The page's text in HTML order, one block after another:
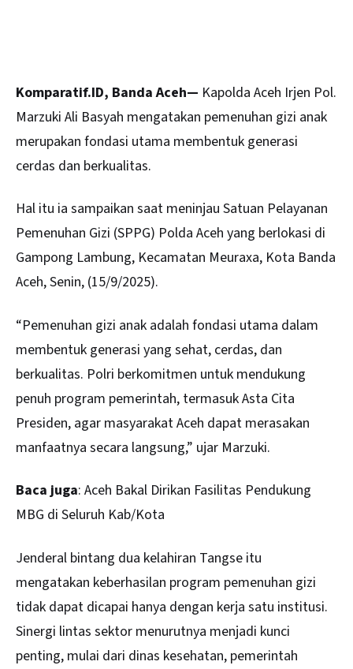
Komparatif.ID, Banda Aceh— Kapolda Aceh Irjen Pol.
Marzuki Ali Basyah mengatakan pemenuhan gizi anak
merupakan fondasi utama membentuk generasi
cerdas dan berkualitas.
Hal itu ia sampaikan saat meninjau Satuan Pelayanan
Pemenuhan Gizi (SPPG) Polda Aceh yang berlokasi di
Gampong Lambung, Kecamatan Meuraxa, Kota Banda
Aceh, Senin, (15/9/2025).
“Pemenuhan gizi anak adalah fondasi utama dalam
membentuk generasi yang sehat, cerdas, dan
berkualitas. Polri berkomitmen untuk mendukung
penuh program pemerintah, termasuk Asta Cita
Presiden, agar masyarakat Aceh dapat merasakan
manfaatnya secara langsung,” ujar Marzuki.
Baca juga: Aceh Bakal Dirikan Fasilitas Pendukung
MBG di Seluruh Kab/Kota
Jenderal bintang dua kelahiran Tangse itu
mengatakan keberhasilan program pemenuhan gizi
tidak dapat dicapai hanya dengan kerja satu institusi.
Sinergi lintas sektor menurutnya menjadi kunci
penting, mulai dari dinas kesehatan, pemerintah